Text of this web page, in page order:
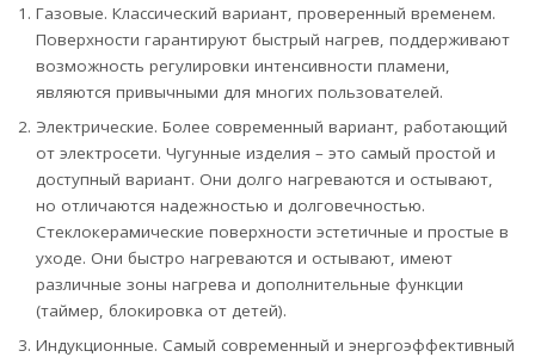
Газовые. Классический вариант, проверенный временем.
Поверхности гарантируют быстрый нагрев, поддерживают
возможность регулировки интенсивности пламени,
являются привычными для многих пользователей.
Электрические. Более современный вариант, работающий
от электросети. Чугунные изделия – это самый простой и
доступный вариант. Они долго нагреваются и остывают,
но отличаются надежностью и долговечностью.
Стеклокерамические поверхности эстетичные и простые в
уходе. Они быстро нагреваются и остывают, имеют
различные зоны нагрева и дополнительные функции
(таймер, блокировка от детей).
Индукционные. Самый современный и энергоэффективный